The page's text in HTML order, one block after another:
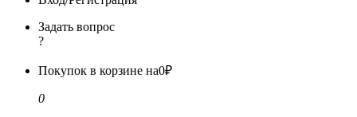
Задать вопрос
?
Покупок в корзине на0₽
0